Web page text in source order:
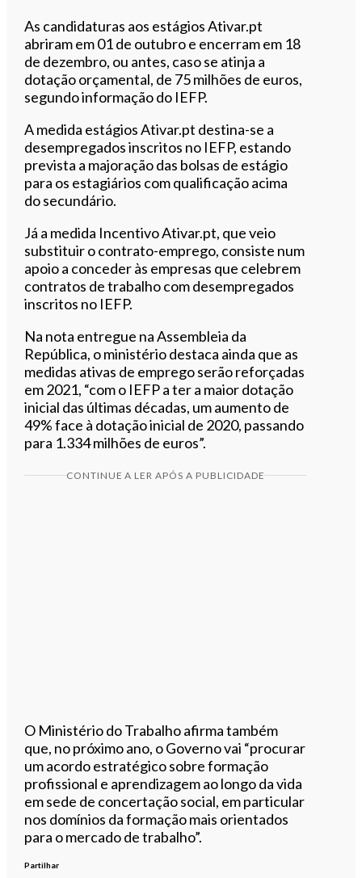
As candidaturas aos estágios Ativar.pt
abriram em 01 de outubro e encerram em 18
de dezembro, ou antes, caso se atinja a
dotação orçamental, de 75 milhões de euros,
segundo informação do IEFP.
A medida estágios Ativar.pt destina-se a
desempregados inscritos no IEFP, estando
prevista a majoração das bolsas de estágio
para os estagiários com qualificação acima
do secundário.
Já a medida Incentivo Ativar.pt, que veio
substituir o contrato-emprego, consiste num
apoio a conceder às empresas que celebrem
contratos de trabalho com desempregados
inscritos no IEFP.
Na nota entregue na Assembleia da
República, o ministério destaca ainda que as
medidas ativas de emprego serão reforçadas
em 2021, “com o IEFP a ter a maior dotação
inicial das últimas décadas, um aumento de
49% face à dotação inicial de 2020, passando
para 1.334 milhões de euros”.
CONTINUE A LER APÓS A PUBLICIDADE
O Ministério do Trabalho afirma também
que, no próximo ano, o Governo vai “procurar
um acordo estratégico sobre formação
profissional e aprendizagem ao longo da vida
em sede de concertação social, em particular
nos domínios da formação mais orientados
para o mercado de trabalho”.
Partilhar